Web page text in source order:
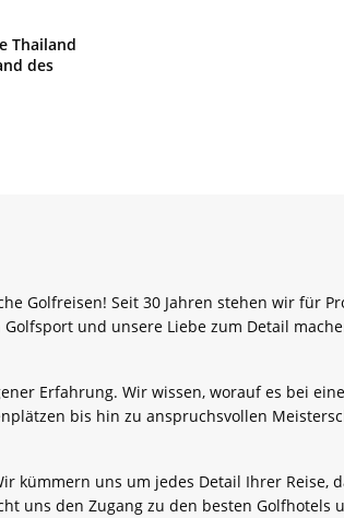
Thailand
des
Golfreisen! Seit 30 Jahren stehen wir für
und unsere Liebe zum Detail
Erfahrung. Wir wissen, worauf es bei
bis hin zu anspruchsvollen
kümmern uns um jedes Detail Ihrer
uns den Zugang zu den besten Golfhotels